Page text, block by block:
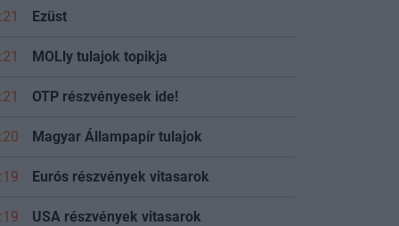
Ezüst
MOLly tulajok topikja
OTP részvényesek ide!
Magyar Állampapír tulajok
Eurós részvények vitasarok
USA részvények vitasarok